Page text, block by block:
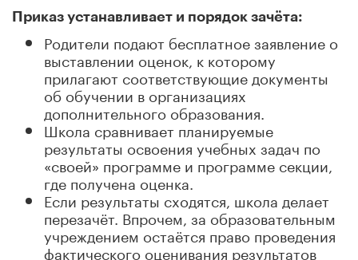
Приказ устанавливает и порядок зачёта:
Родители подают бесплатное заявление о
выставлении оценок, к которому
прилагают соответствующие документы
об обучении в организациях
дополнительного образования.
Школа сравнивает планируемые
результаты освоения учебных задач по
«своей» программе и программе секции,
где получена оценка.
Если результаты сходятся, школа делает
перезачёт. Впрочем, за образовательным
учреждением остаётся право проведения
фактического оценивания результатов